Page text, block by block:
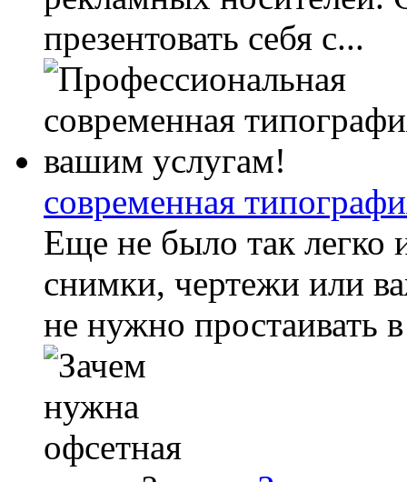
презентовать себя с...
современная
Еще не было так легко
снимки, чертежи или
не нужно простаивать